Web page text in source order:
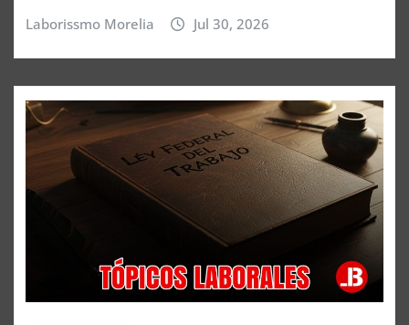
Laborissmo Morelia Jul 30, 2026